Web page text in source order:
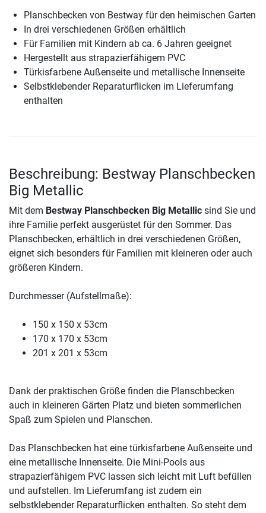
Planschbecken von Bestway für den heimischen Garten
In drei verschiedenen Größen erhältlich
Für Familien mit Kindern ab ca. 6 Jahren geeignet
Hergestellt aus strapazierfähigem PVC
Türkisfarbene Außenseite und metallische Innenseite
Selbstklebender Reparaturflicken im Lieferumfang
enthalten
Beschreibung: Bestway Planschbecken
Big Metallic
Mit dem Bestway Planschbecken Big Metallic sind Sie und
ihre Familie perfekt ausgerüstet für den Sommer. Das
Planschbecken, erhältlich in drei verschiedenen Größen,
eignet sich besonders für Familien mit kleineren oder auch
größeren Kindern.
Durchmesser (Aufstellmaße):
150 x 150 x 53cm
170 x 170 x 53cm
201 x 201 x 53cm
Dank der praktischen Größe finden die Planschbecken
auch in kleineren Gärten Platz und bieten sommerlichen
Spaß zum Spielen und Planschen.
Das Planschbecken hat eine türkisfarbene Außenseite und
eine metallische Innenseite. Die Mini-Pools aus
strapazierfähigem PVC lassen sich leicht mit Luft befüllen
und aufstellen. Im Lieferumfang ist zudem ein
selbstklebender Reparaturflicken enthalten. So steht dem